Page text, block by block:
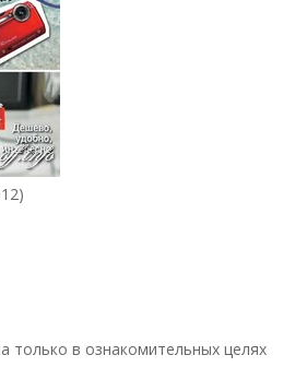
только в ознакомительных целях